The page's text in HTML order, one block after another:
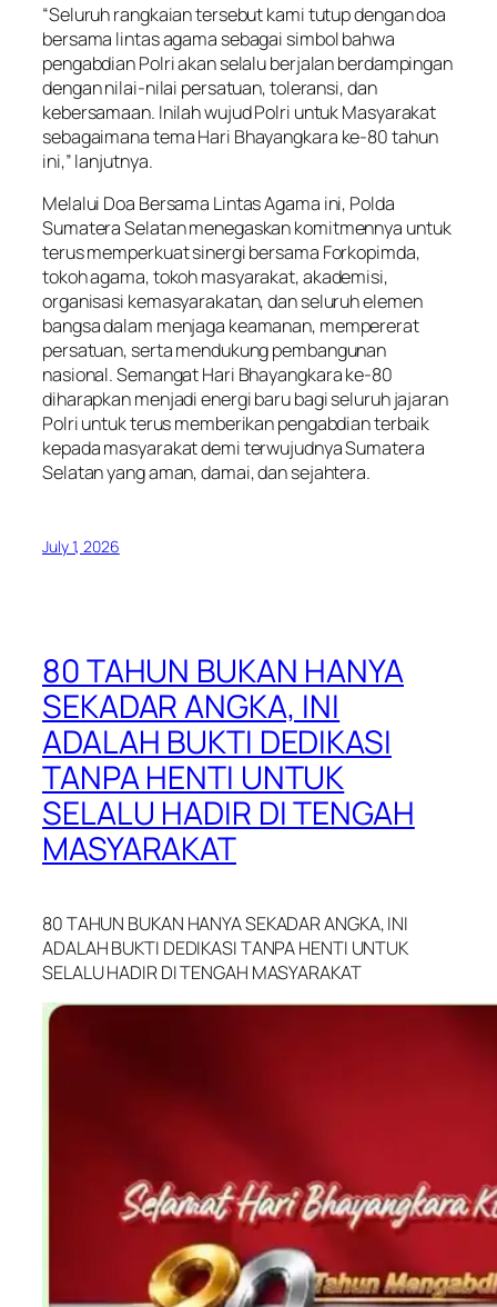
“Seluruh rangkaian tersebut kami tutup dengan doa
bersama lintas agama sebagai simbol bahwa
pengabdian Polri akan selalu berjalan berdampingan
dengan nilai-nilai persatuan, toleransi, dan
kebersamaan. Inilah wujud Polri untuk Masyarakat
sebagaimana tema Hari Bhayangkara ke-80 tahun
ini,” lanjutnya.
Melalui Doa Bersama Lintas Agama ini, Polda
Sumatera Selatan menegaskan komitmennya untuk
terus memperkuat sinergi bersama Forkopimda,
tokoh agama, tokoh masyarakat, akademisi,
organisasi kemasyarakatan, dan seluruh elemen
bangsa dalam menjaga keamanan, mempererat
persatuan, serta mendukung pembangunan
nasional. Semangat Hari Bhayangkara ke-80
diharapkan menjadi energi baru bagi seluruh jajaran
Polri untuk terus memberikan pengabdian terbaik
kepada masyarakat demi terwujudnya Sumatera
Selatan yang aman, damai, dan sejahtera.
July 1, 2026
80 TAHUN BUKAN HANYA
SEKADAR ANGKA, INI
ADALAH BUKTI DEDIKASI
TANPA HENTI UNTUK
SELALU HADIR DI TENGAH
MASYARAKAT
80 TAHUN BUKAN HANYA SEKADAR ANGKA, INI
ADALAH BUKTI DEDIKASI TANPA HENTI UNTUK
SELALU HADIR DI TENGAH MASYARAKAT